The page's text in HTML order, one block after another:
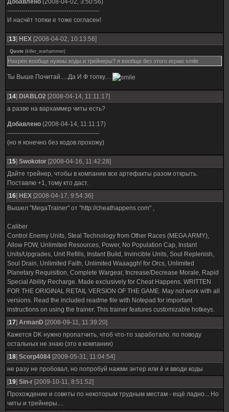
Добавлено (2008-04-02, 3:50:56)
---------------------------------------------
И насчёт топки е тоже согласен!
[13] HEX [2008-04-02, 10:13:56]
Quote (killer_warhammer)
Нахрен вообще нужны коды и трейнеры? я вообще без этого играю smile
Ты Выше Почитай.....Да И Ф топку....
[14] DIABLO2 [2008-04-14, 11:11:17]
а разве на вархаммер читы есть?
Добавлено (2008-04-14, 11:11:17)
---------------------------------------------
(но я конечно без кодов прохожу)
[15] Swokotor [2008-04-16, 11:42:28]
Дайте трейнер, чтобы в компании все артефакты разом открыть.
Поставлю +1, тому кто даст.
[16] HEX [2008-04-17, 9:54:36]
Вышел "MegaTrainer" от "http://cheathappens.com" ,
Caliber
Control Enemy Units, Steal Technology from Other Races (MEGA ARMY),
Allow FOW, Unlimited Resources, Power, No Population Cap, Instant
Units/Upgrades, Unit Refills, Instant Build, Invincible Units, Soul Replenish,
Soul Drain, Unlimited Faith, Unlimited Waaaggh! for Orcs, Unlimited
Planetary Requisition, Complete Wargear, Increase/Decrease Morale, Rapid
Special Ability Recharge. Made exclusively for Cheat Happens. WRITTEN
FOR THE ORIGINAL RETAIL VERSION OF THE GAME. May not work with all
versions. Read the included readme file with Notepad for important
instructions on using the trainer. This trainer features customizable hotkeys.
[17] ArmanD [2008-09-11, 11:39:20]
Кажется DK нужно пропатчить, чтоб что-то заработало. по поводу
остальных не знаю (это в компании)
[18] Scorp4084 [2009-05-31, 11:04:54]
не разу не пробовал, но попробуй нажми энтер или ё и вводи коды
[19] Sin-r [2009-10-11, 8:51:52]
Прохождение и советы по некоторым трудным местам - ещё ладно... Но
читы и трейнеры....